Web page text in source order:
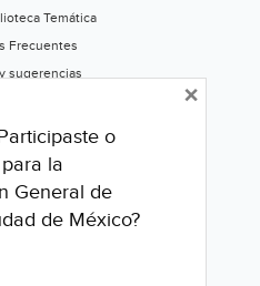
Temática
Frecuentes
sugerencias
este portal
o
la
General de
de México?
×